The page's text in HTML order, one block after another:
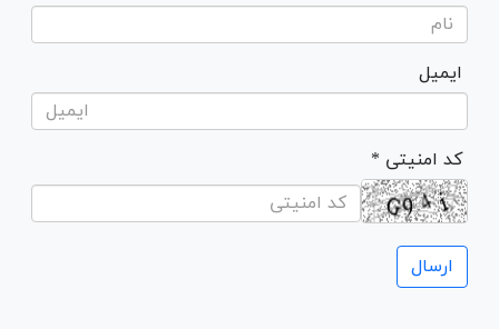
ایمیل
* کد امنیتی